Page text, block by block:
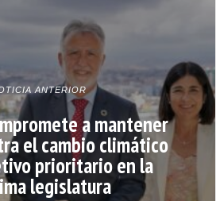
ANTERIOR
a mantener
el cambio climático
prioritario en la
legislatura